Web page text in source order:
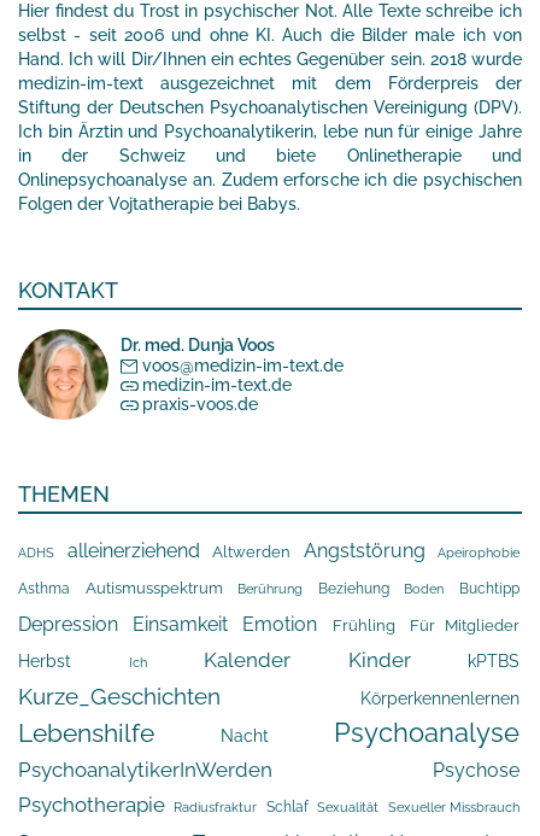
Hier findest du Trost in psychischer Not. Alle Texte schreibe ich
selbst - seit 2006 und ohne KI. Auch die Bilder male ich von
Hand. Ich will Dir/Ihnen ein echtes Gegenüber sein. 2018 wurde
medizin-im-text ausgezeichnet mit dem Förderpreis der
Stiftung der Deutschen Psychoanalytischen Vereinigung (DPV).
Ich bin Ärztin und Psychoanalytikerin, lebe nun für einige Jahre
in der Schweiz und biete Onlinetherapie und
Onlinepsychoanalyse an. Zudem erforsche ich die psychischen
Folgen der Vojtatherapie bei Babys.
KONTAKT
Dr. med. Dunja Voos
voos@medizin-im-text.de
medizin-im-text.de
praxis-voos.de
THEMEN
ADHS alleinerziehend Altwerden Angststörung Apeirophobie
Asthma Autismusspektrum Berührung Beziehung Boden Buchtipp
Depression Einsamkeit Emotion Frühling Für Mitglieder
Herbst Ich Kalender Kinder kPTBS
Kurze_Geschichten Körperkennenlernen
Lebenshilfe Nacht Psychoanalyse
PsychoanalytikerInWerden Psychose
Psychotherapie Radiusfraktur Schlaf Sexualität Sexueller Missbrauch